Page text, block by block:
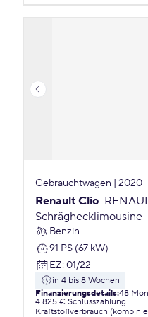
Gebrauchtwagen | 2020
Renault Clio
Schräghecklimousine
Benzin
91 PS (67 kW)
EZ: 01/22
in 4 bis 8 Wochen
Finanzierungsdetails:48
4.825 € Schlusszahlung
Kraftstoffverbrauch